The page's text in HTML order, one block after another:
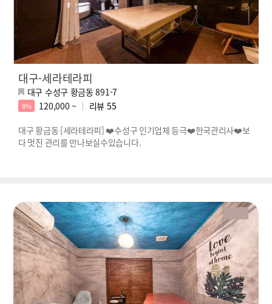
대구-세라테라피
대구 수성구 황금동 891-7
8% 120,000 ~ 리뷰 55
대구 황금동 [세라테라피] ❤️수성구 인기업체 등극❤️한국관리사❤️보
다 멋진 관리를 만나보실수있습니다.